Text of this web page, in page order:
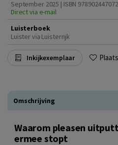
September 2025 | ISBN
Direct via e-mail
Luisterboek
Luister via Luisterrijk
Inkijkexemplaar
Omschrijving
Waarom pleasen
ermee stopt